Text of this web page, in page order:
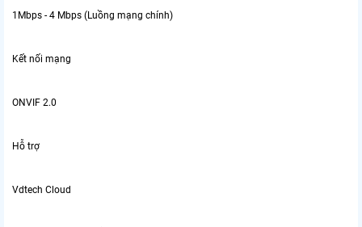
1Mbps - 4 Mbps (Luồng mạng chính)
Kết nối mạng
ONVIF 2.0
Hỗ trợ
Vdtech Cloud